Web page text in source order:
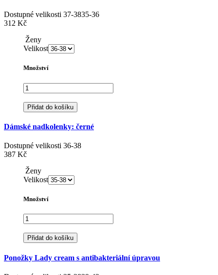
Dostupné velikosti 37-3835-36
312 Kč
Ženy
Velikost
Množství
Přidat do košíku
Dámské nadkolenky: černé
Dostupné velikosti 36-38
387 Kč
Ženy
Velikost
Množství
Přidat do košíku
Ponožky Lady cream s antibakteriální úpravou